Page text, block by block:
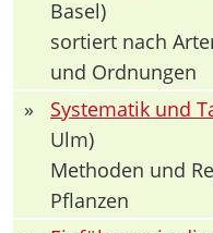
Basel)
sortiert nach
und Ordnungen
»
Systematik und
Ulm)
Methoden und
Pflanzen